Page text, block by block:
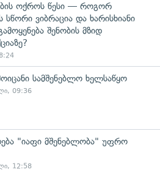
ოქროს წესი — როგორ
სწორი ვიბრაცია და ხარისხიანი
შენობის მზიდ
სამშენებლო ხელსაწყო
09:36
"იაფი მშენებლობა" უფრო
12:58